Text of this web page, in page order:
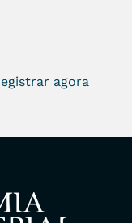
agora